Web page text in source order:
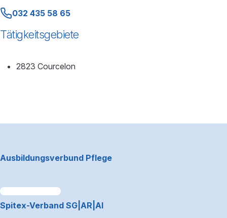
032 435 58 65
Tätigkeitsgebiete
2823 Courcelon
Ausbildungsverbund Pflege
Link zum Premiumpartner: Allianz
Spitex-Verband SG|AR|AI